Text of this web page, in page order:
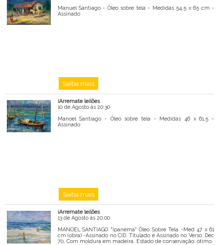
Manuel Santiago - Óleo sobre tela - Medidas 54,5 x 65 cm -
Assinado
Saiba mais
iArremate leilões
10 de Agosto às 20:30
Manoel Santiago - Óleo sobre tela - Medidas 46 x 61,5 -
Assinado
Saiba mais
iArremate leilões
13 de Agosto às 20:00
MANOEL SANTIAGO "Ipanema" Óleo Sobre Tela -Med 47 x 61
cm (obra) -Assinado no CID. Titulado e Assinado no Verso. Déc
70. Com moldura em madeira. Estado de conservação: ótimo.